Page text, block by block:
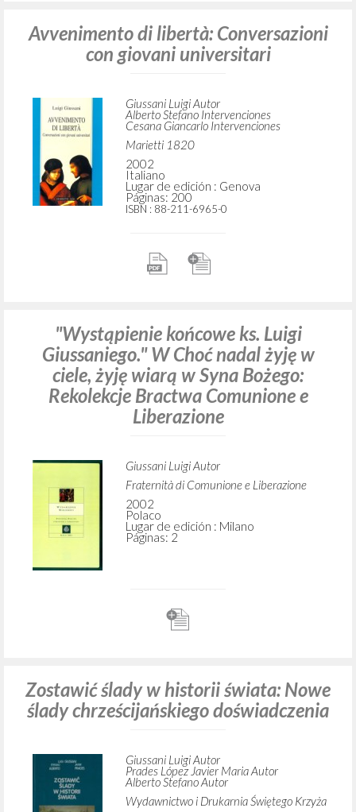
Avvenimento di libertà: Conversazioni
con giovani universitari
Giussani Luigi Autor
Alberto Stefano Intervenciones
Cesana Giancarlo Intervenciones
Marietti 1820
2002
Italiano
Lugar de edición : Genova
Páginas: 200
ISBN : 88-211-6965-0
"Wystąpienie końcowe ks. Luigi
Giussaniego." W Choć nadal żyję w
ciele, żyję wiarą w Syna Bożego:
Rekolekcje Bractwa Comunione e
Liberazione
Giussani Luigi Autor
Fraternità di Comunione e Liberazione
2002
Polaco
Lugar de edición : Milano
Páginas: 2
Zostawić ślady w historii świata: Nowe
ślady chrześcijańskiego doświadczenia
Giussani Luigi Autor
Prades López Javier Maria Autor
Alberto Stefano Autor
Wydawnictwo i Drukarnia Świętego Krzyża